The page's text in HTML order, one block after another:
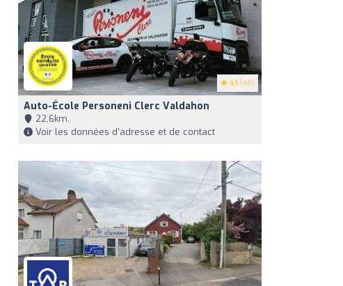
4.1 (46)
Auto-École Personeni Clerc Valdahon
22,6km,
Voir les données d'adresse et de contact